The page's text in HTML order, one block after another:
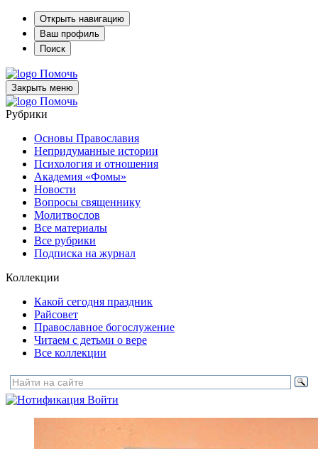
Открыть навигацию
Ваш профиль
Поиск
Помочь
Закрыть меню
Помочь
Рубрики
Основы Православия
Непридуманные истории
Психология и отношения
Академия «Фомы»
Новости
Вопросы священнику
Молитвослов
Все материалы
Все рубрики
Подписка на журнал
Коллекции
Какой сегодня праздник
Райсовет
Православное богослужение
Читаем с детьми о вере
Все коллекции
Войти